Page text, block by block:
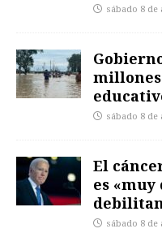
sábado 8 de
sábado 8 de
El
es «muy
sábado 8 de